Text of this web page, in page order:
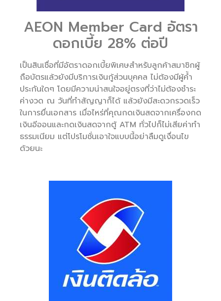
AEON Member Card อัตรา
ดอกเบี้ย 28% ต่อปี
เป็นสินเชื่อที่มีอัตราดอกเบี้ยพิเศษสำหรับลูกค้าสมาชิกผู้
ถือบัตรแล้วยังมีบริการเงินกู้ส่วนบุคคล ไม่ต้องมีผู้ค้ำ
ประกันใดๆ โดยมีความน่าสนใจอยู่ตรงที่ว่าไม่ต้องชำระ
ค่างวด ณ วันที่ทำสัญญาก็ได้ แล้วยังมีสะดวกรวดเร็ว
ในการยื่นเอกสาร เมื่อไหร่ที่คุณกดเงินสดจากเครื่องกด
เงินอีออนและกดเงินสดจากตู้ ATM ทั่วไปก็ไม่เสียค่าทำ
ธรรมเนียม แต่โปรโมชั่นเอาใจแบบนี้อย่าลืมดูเงื่อนไข
ด้วยนะ